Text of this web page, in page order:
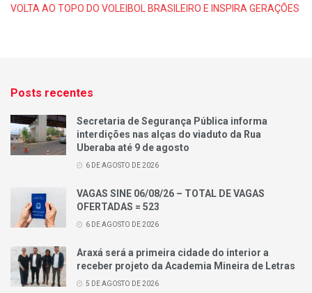
VOLTA AO TOPO DO VOLEIBOL BRASILEIRO E INSPIRA GERAÇÕES
Posts recentes
Secretaria de Segurança Pública informa
interdições nas alças do viaduto da Rua
Uberaba até 9 de agosto
6 DE AGOSTO DE 2026
VAGAS SINE 06/08/26 – TOTAL DE VAGAS
OFERTADAS = 523
6 DE AGOSTO DE 2026
Araxá será a primeira cidade do interior a
receber projeto da Academia Mineira de Letras
5 DE AGOSTO DE 2026